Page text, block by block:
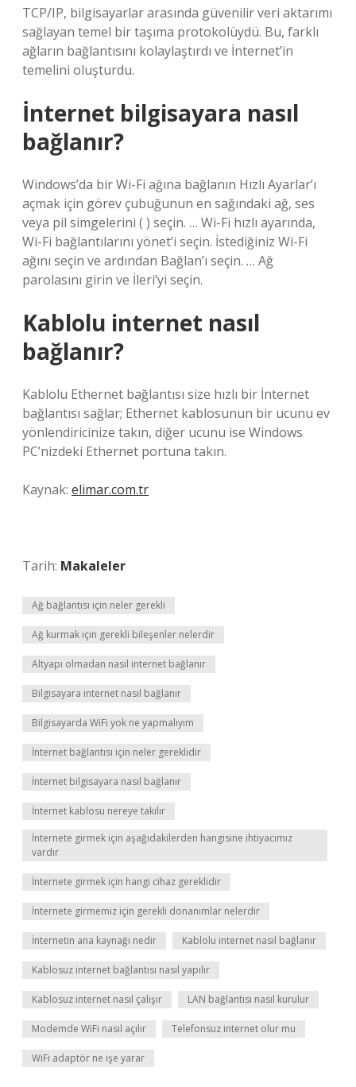
TCP/IP, bilgisayarlar arasında güvenilir veri aktarımı
sağlayan temel bir taşıma protokolüydü. Bu, farklı
ağların bağlantısını kolaylaştırdı ve İnternet’in
temelini oluşturdu.
İnternet bilgisayara nasıl
bağlanır?
Windows’da bir Wi-Fi ağına bağlanın Hızlı Ayarlar’ı
açmak için görev çubuğunun en sağındaki ağ, ses
veya pil simgelerini ( ) seçin. … Wi-Fi hızlı ayarında,
Wi-Fi bağlantılarını yönet’i seçin. İstediğiniz Wi-Fi
ağını seçin ve ardından Bağlan’ı seçin. … Ağ
parolasını girin ve İleri’yi seçin.
Kablolu internet nasıl
bağlanır?
Kablolu Ethernet bağlantısı size hızlı bir İnternet
bağlantısı sağlar; Ethernet kablosunun bir ucunu ev
yönlendiricinize takın, diğer ucunu ise Windows
PC’nizdeki Ethernet portuna takın.
Kaynak: elimar.com.tr
Tarih: Makaleler
Ağ bağlantısı için neler gerekli
Ağ kurmak için gerekli bileşenler nelerdir
Altyapı olmadan nasıl internet bağlanır
Bilgisayara internet nasıl bağlanır
Bilgisayarda WiFi yok ne yapmalıyım
İnternet bağlantısı için neler gereklidir
İnternet bilgisayara nasıl bağlanır
İnternet kablosu nereye takılır
İnternete girmek için aşağıdakilerden hangisine ihtiyacımız
vardır
İnternete girmek için hangi cihaz gereklidir
İnternete girmemiz için gerekli donanımlar nelerdir
İnternetin ana kaynağı nedir Kablolu internet nasıl bağlanır
Kablosuz internet bağlantısı nasıl yapılır
Kablosuz internet nasıl çalışır LAN bağlantısı nasıl kurulur
Modemde WiFi nasıl açılır Telefonsuz internet olur mu
WiFi adaptör ne işe yarar